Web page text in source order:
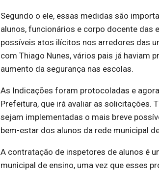
Segundo o ele, essas medidas são
alunos, funcionários e corpo docente das
possíveis atos ilícitos nos arredores das
com Thiago Nunes, vários pais já haviam
aumento da segurança nas escolas.
As Indicações foram protocoladas e
Prefeitura, que irá avaliar as solicitações.
sejam implementadas o mais breve
bem-estar dos alunos da rede municipal
A contratação de inspetores de alunos é
municipal de ensino, uma vez que esses